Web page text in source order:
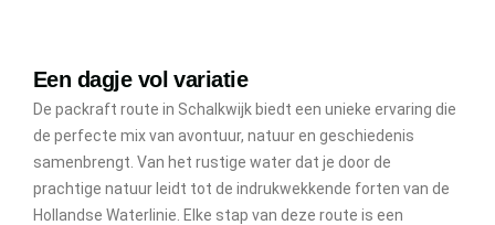
Een dagje vol variatie
De packraft route in Schalkwijk biedt een unieke ervaring die
de perfecte mix van avontuur, natuur en geschiedenis
samenbrengt. Van het rustige water dat je door de
prachtige natuur leidt tot de indrukwekkende forten van de
Hollandse Waterlinie. Elke stap van deze route is een